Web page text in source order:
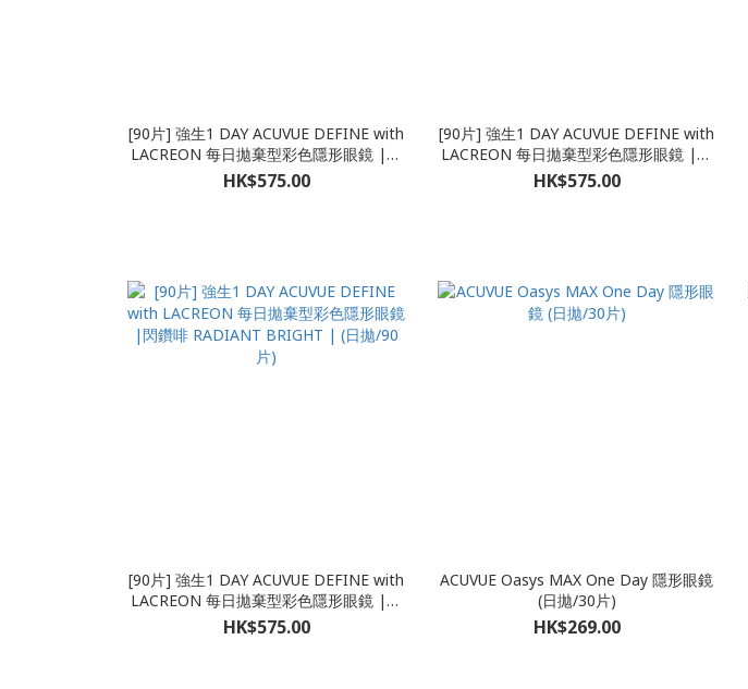
[90片] 強生1 DAY ACUVUE DEFINE with
LACREON 每日拋棄型彩色隱形眼鏡 |閃
鑽金 RADIANT CHARM | (日拋/90片)
HK$575.00
[90片] 強生1 DAY ACUVUE DEFINE with
LACREON 每日拋棄型彩色隱形眼鏡 |閃
鑽棕 Radiant Sweet | (日拋/90片)
HK$575.00
[90片] 強生1 DAY ACUVUE DEFINE with
LACREON 每日拋棄型彩色隱形眼鏡 |閃
鑽啡 RADIANT BRIGHT | (日拋/90片)
HK$575.00
ACUVUE Oasys MAX One Day 隱形眼鏡
(日拋/30片)
HK$269.00